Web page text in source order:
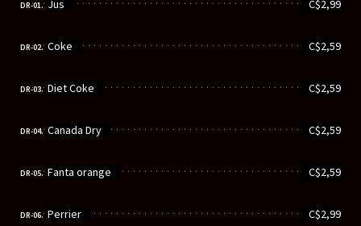
DR-01. C$2,99
Jus
DR-02. C$2,59
Coke
DR-03. C$2,59
Diet Coke
DR-04. C$2,59
Canada Dry
DR-05. C$2,59
Fanta orange
DR-06. C$2,99
Perrier